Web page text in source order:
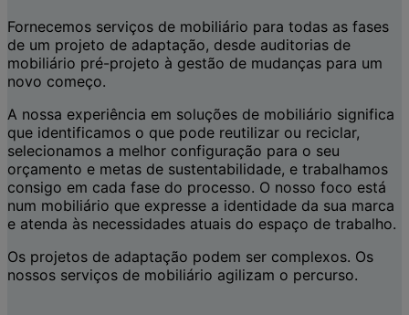
Fornecemos serviços de mobiliário para todas as fases
de um projeto de adaptação, desde auditorias de
mobiliário pré-projeto à gestão de mudanças para um
novo começo.
A nossa experiência em soluções de mobiliário significa
que identificamos o que pode reutilizar ou reciclar,
selecionamos a melhor configuração para o seu
orçamento e metas de sustentabilidade, e trabalhamos
consigo em cada fase do processo. O nosso foco está
num mobiliário que expresse a identidade da sua marca
e atenda às necessidades atuais do espaço de trabalho.
Os projetos de adaptação podem ser complexos. Os
nossos serviços de mobiliário agilizam o percurso.